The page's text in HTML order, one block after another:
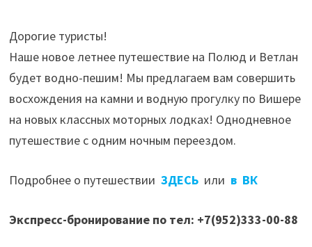
Дорогие туристы!
Наше новое летнее путешествие на Полюд и Ветлан
будет водно-пешим! Мы предлагаем вам совершить
восхождения на камни и водную прогулку по Вишере
на новых классных моторных лодках! Однодневное
путешествие с одним ночным переездом.
Подробнее о путешествии ЗДЕСЬили в ВК
Экспресс-бронирование по тел: +7(952)333-00-88